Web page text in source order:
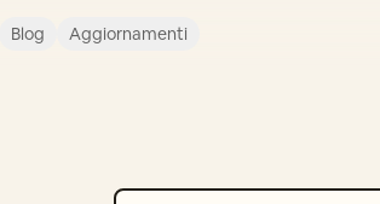
Blog Aggiornamenti